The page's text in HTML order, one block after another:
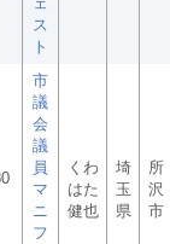
ス
ト
市
議
会
議
員
マ
ニ
フ
くわ
はた
健也
埼
玉
県
所
沢
市